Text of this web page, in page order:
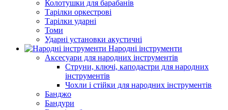
Колотушки для барабанів
Тарілки оркестрові
Тарілки ударні
Томи
Ударні установки акустичні
Народні інструменти
Аксесуари для народних інструментів
Струни, ключі, каподастри для народних
інструментів
Чохли і стійки для народних інструментів
Банджо
Бандури